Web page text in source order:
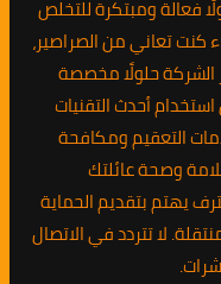
فعالة ومبتكرة للتخلص
تعاني من الصراصير،
الشركة حلولًا مخصصة
أحدث التقنيات
التعقيم ومكافحة
وصحة عائلتك
يهتم بتقديم الحماية
لا تتردد في الاتصال